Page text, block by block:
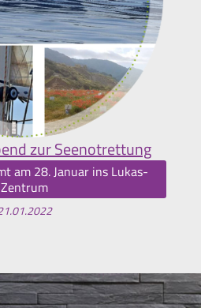
zur Seenotrettung
am 28. Januar ins Lukas-
Zentrum